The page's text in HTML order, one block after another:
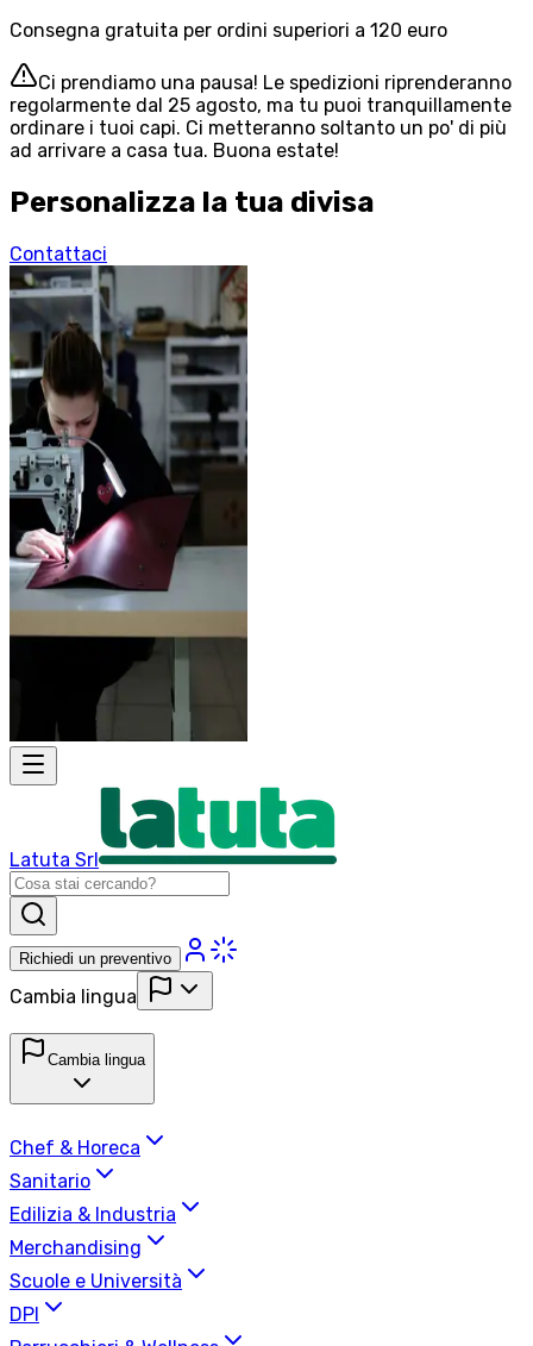
Consegna gratuita per ordini superiori a 120 euro
Ci prendiamo una pausa! Le spedizioni riprenderanno
regolarmente dal 25 agosto, ma tu puoi tranquillamente
ordinare i tuoi capi. Ci metteranno soltanto un po' di più
ad arrivare a casa tua. Buona estate!
Personalizza la tua divisa
Contattaci
Latuta Srl
Richiedi un preventivo
Cambia lingua
Cambia lingua
Chef & Horeca
Sanitario
Edilizia & Industria
Merchandising
Scuole e Università
DPI